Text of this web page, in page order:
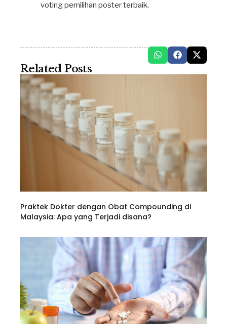
voting pemilihan poster terbaik.
Related Posts
Praktek Dokter dengan Obat Compounding di
Malaysia: Apa yang Terjadi disana?